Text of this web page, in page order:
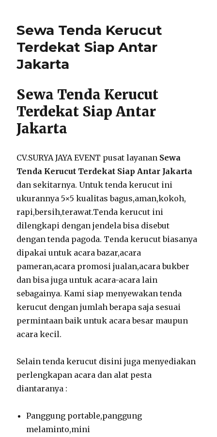
Harga
2024
Sewa Tenda Kerucut
Terdekat Siap Antar
Jakarta
Sewa Tenda Kerucut
Terdekat Siap Antar
Jakarta
CV.SURYA JAYA EVENT pusat layanan Sewa
Tenda Kerucut Terdekat Siap Antar Jakarta
dan sekitarnya. Untuk tenda kerucut ini
ukurannya 5×5 kualitas bagus,aman,kokoh,
rapi,bersih,terawat.Tenda kerucut ini
dilengkapi dengan jendela bisa disebut
dengan tenda pagoda. Tenda kerucut biasanya
dipakai untuk acara bazar,acara
pameran,acara promosi jualan,acara bukber
dan bisa juga untuk acara-acara lain
sebagainya. Kami siap menyewakan tenda
kerucut dengan jumlah berapa saja sesuai
permintaan baik untuk acara besar maupun
acara kecil.
Selain tenda kerucut disini juga menyediakan
perlengkapan acara dan alat pesta
diantaranya :
Panggung portable,panggung
melaminto,mini